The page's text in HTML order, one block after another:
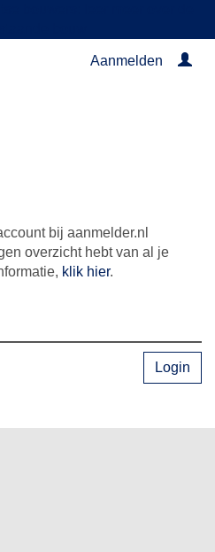
Aanmelden
bij aanmelder.nl
overzicht hebt van al je
klik hier.
Login